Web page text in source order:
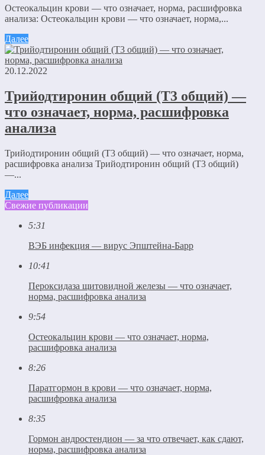
Остеокальцин крови — что означает, норма, расшифровка
анализа: Остеокальцин крови — что означает, норма,...
Далее
20.12.2022
Трийодтиронин общий (Т3 общий) —
что означает, норма, расшифровка
анализа
Трийодтиронин общий (Т3 общий) — что означает, норма,
расшифровка анализа Трийодтиронин общий (Т3 общий)
—...
Далее
Свежие публикации
5:31
ВЭБ инфекция — вирус Эпштейна-Барр
10:41
Пероксидаза щитовидной железы — что означает,
норма, расшифровка анализа
9:54
Остеокальцин крови — что означает, норма,
расшифровка анализа
8:26
Паратгормон в крови — что означает, норма,
расшифровка анализа
8:35
Гормон андростендион — за что отвечает, как сдают,
норма, расшифровка анализа